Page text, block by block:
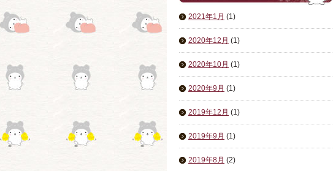
2021年1月 (1)
2020年12月 (1)
2020年10月 (1)
2020年9月 (1)
2019年12月 (1)
2019年9月 (1)
2019年8月 (2)